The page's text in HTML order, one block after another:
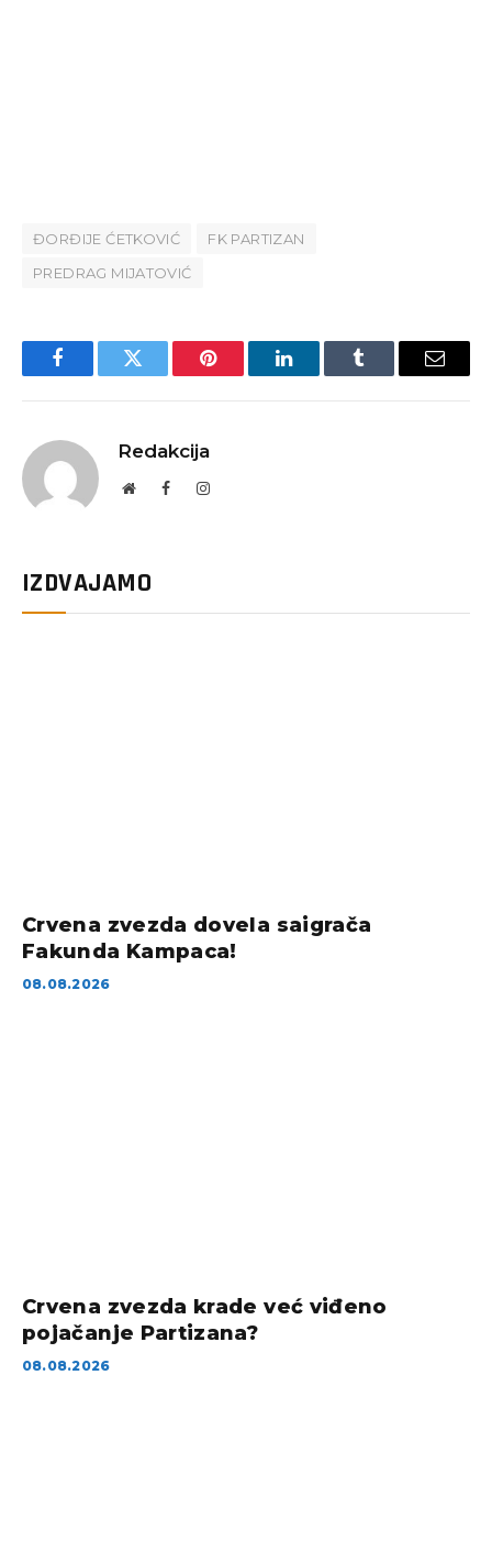
ĐORĐIJE ĆETKOVIĆ
FK PARTIZAN
PREDRAG MIJATOVIĆ
FacebookTwitter Pinterest LinkedInTumblr Email
Redakcija
WebsiteFacebookInstagram
IZDVAJAMO
Crvena zvezda dovela saigrača
Fakunda Kampaca!
08.08.2026
Crvena zvezda krade već viđeno
pojačanje Partizana?
08.08.2026